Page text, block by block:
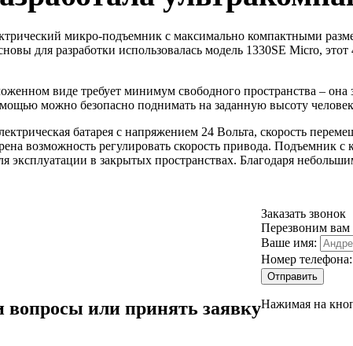
микро-подъемник с максимально компактными
для разработки использовалась модель 1330SE Micro,
виде требует минимум свободного пространства –
можно безопасно поднимать на заданную высоту
батарея с напряжением 24 Вольта, скорость
возможность регулировать скорость привода.
эксплуатации в закрытых пространствах. Благодаря
или принять заявку
Заказать звонок
Перезвоним вам
Ваше имя:
Номер телефона:
Отправить
Нажимая на